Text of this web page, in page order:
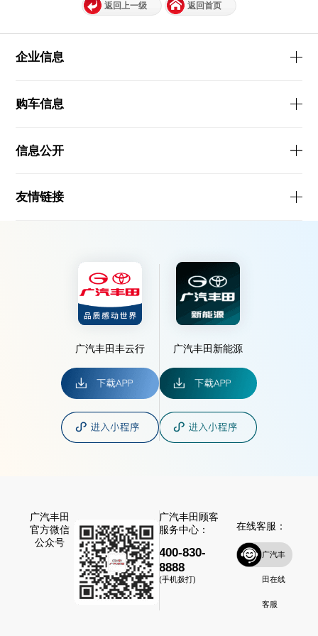
返回上一级 返回首页
企业信息
购车信息
信息公开
友情链接
广汽丰田丰云行 广汽丰田新能源
广汽丰田
官方微信
公众号
广汽丰田顾客
服务中心：
400-830-
8888
(手机拨打)
在线客服：
广汽丰
田在线
客服